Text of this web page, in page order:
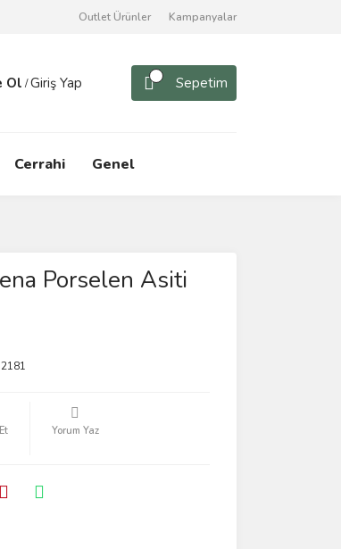
Outlet Ürünler Kampanyalar
Ol /Giriş Yap Sepetim
Cerrahi Genel
Porselen Asiti
Yorum Yaz